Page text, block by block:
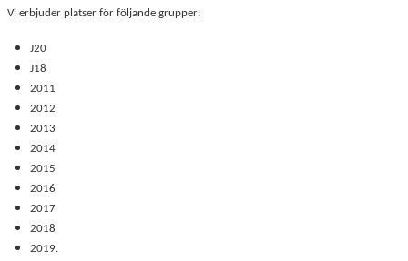
Vi erbjuder platser för följande grupper:
J20
J18
2011
2012
2013
2014
2015
2016
2017
2018
2019.